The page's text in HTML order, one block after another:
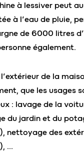
à lessiver peut
à l’eau de pluie,
de 6000 litres
également.
de la
que les usages
: lavage de la
du jardin et du
nettoyage des
…